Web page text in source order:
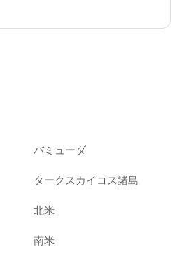
バミューダ
タークスカイコス諸島
北米
南米